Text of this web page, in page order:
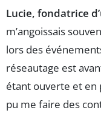
Lucie, fondatrice
m’angoissais
lors des
réseautage est
étant ouverte et en
pu me faire des